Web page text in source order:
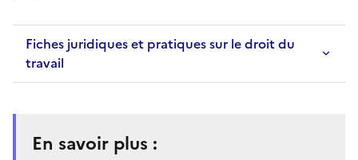
Fiches juridiques et pratiques sur le droit du
travail
En savoir plus :